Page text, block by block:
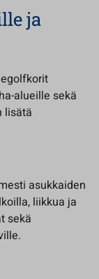
ja
alueille sekä
lisätä
asukkaiden
liikkua ja
sekä